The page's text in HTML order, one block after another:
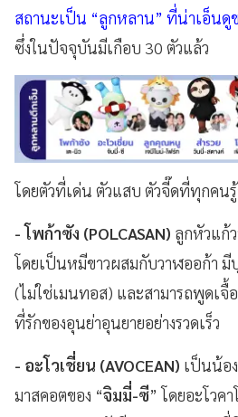
สถานะเป็น “ลูกหลาน” ที่น่าเอ็นดู
ซึ่งในปัจจุบันมีเกือบ 30 ตัวแล้ว
โดยตัวที่เด่น ตัวแสบ ตัวจี๊ดที่ทุกคน
- โพก้าซัง (POLCASAN) ลูกหัวแก้
โดยเป็นหมีขาวผสมกับวาฬออก้า
(ไม่ใช่เมนทอส) และสามารถพูดเจื้
ที่รักของอุนย่าอุนยายอย่างรวดเร็ว
- อะโวเชี่ยน (AVOCEAN) เป็นน้อ
มาสคอตของ “จิมมี่-ซี” โดยอะโวค